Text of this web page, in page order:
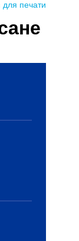
для печати